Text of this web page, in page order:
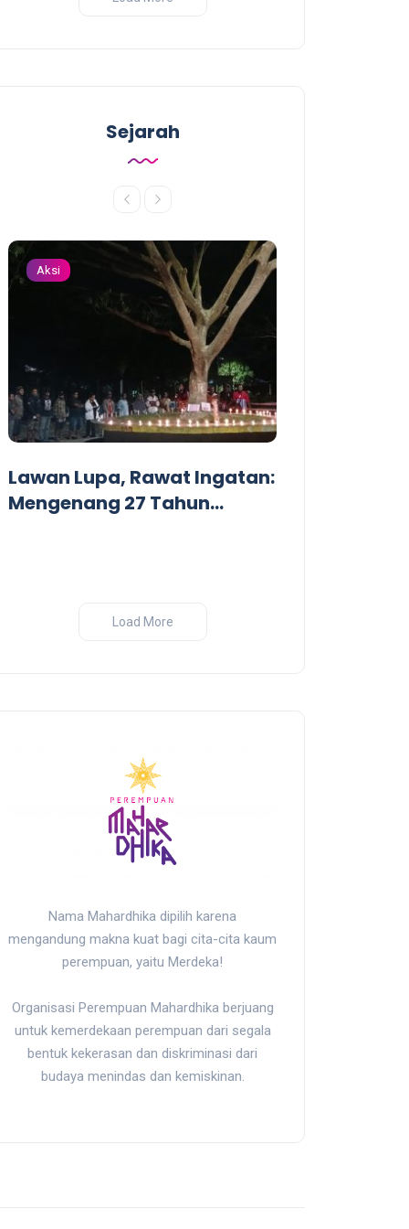
Sejarah
Aksi
Lawan Lupa, Rawat Ingatan:
Mengenang 27 Tahun
Load More
Nama Mahardhika dipilih karena
mengandung makna kuat bagi cita-cita kaum
perempuan, yaitu Merdeka!
Organisasi Perempuan Mahardhika berjuang
untuk kemerdekaan perempuan dari segala
bentuk kekerasan dan diskriminasi dari
budaya menindas dan kemiskinan.